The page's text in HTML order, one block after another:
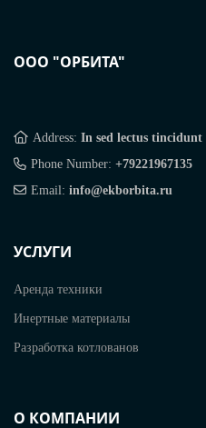
ООО "ОРБИТА"
Address: In sed lectus tincidunt
Phone Number: +79221967135
Email: info@ekborbita.ru
УСЛУГИ
Аренда техники
Инертные материалы
Разработка котлованов
О КОМПАНИИ